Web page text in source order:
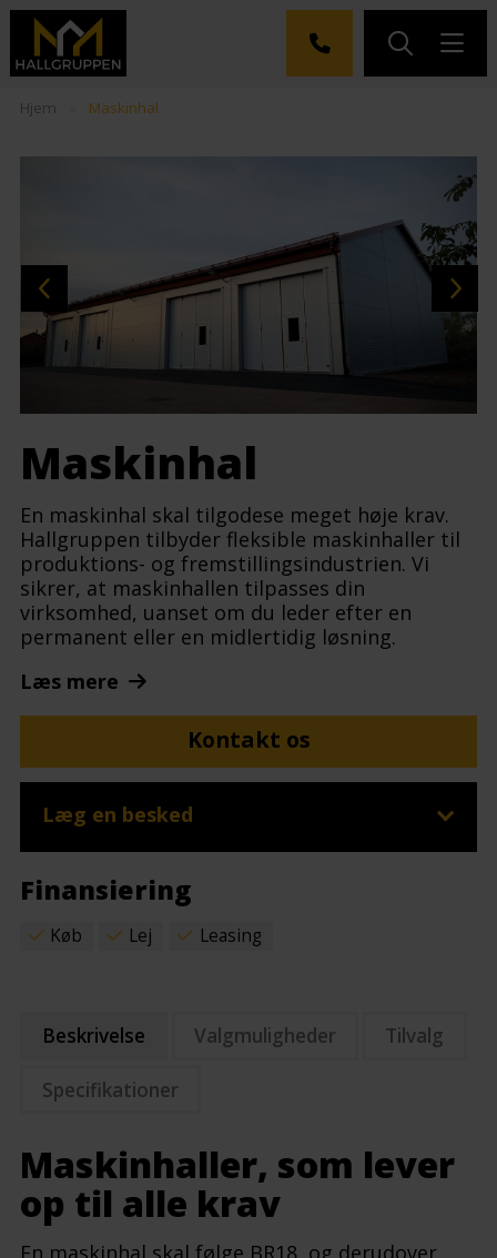
Hjem Maskinhal
Beskrivelse
Maskinhaller, som lever
op til alle krav
Valgmuligheder Tilvalg
Specifikationer
Maskinhal
En maskinhal skal tilgodese meget høje krav.
Hallgruppen tilbyder fleksible maskinhaller til
produktions- og fremstillingsindustrien. Vi
sikrer, at maskinhallen tilpasses din
virksomhed, uanset om du leder efter en
permanent eller en midlertidig løsning.
Læs mere
Kontakt os
Læg en besked
Finansiering
Køb Lej Leasing